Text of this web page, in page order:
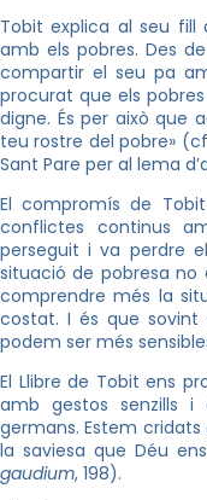
Tobit explica al seu
amb els pobres. Des
compartir el seu pa
procurat que els
digne. És per això que
teu rostre del pobre» (cf
Sant Pare per al lema
El compromís de
conflictes continus
perseguit i va perdre
situació de pobresa no
comprendre més la
costat. I és que sovint
podem ser més
El Llibre de Tobit ens
amb gestos senzills i
germans. Estem
la saviesa que Déu
gaudium, 198).